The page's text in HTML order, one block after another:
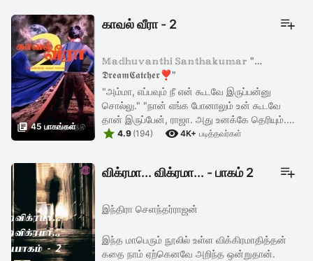
 45 பாகங்கள்
காவல் வீரா - 2
𝕄𝕒𝕕𝕙𝕦𝕧𝕒𝕟𝕥𝕙𝕚 𝕊𝕒𝕟𝕥𝕙𝕒𝕜𝕦𝕞𝕒𝕣 "❣️
𝕯𝖗𝖊𝖆𝖒𝕮𝖆𝖙𝖈𝖍𝖊𝖗❣️"
"அம்மா, எப்பவும் நீ என் கூடவே இருப்பன்னு
சொல்லு." "நான் எங்க போனாலும் உன் கூடவே
தான் இருப்பேன், ராஜா. அது உனக்கே தெரியும்.
அப்புறம் எதுக்கு என்கிட்ட கேக்குற?" "டெய்லி
 4.9 (194)  4K+ படித்தவர்கள்
விக்ரமா... விக்ரமா... - பாகம் 2
இந்திரா செளந்தர்ராஜன்
இந்த மாபெரும் நூலில் உள்ள விக்கிரமாதித்தன்
கதை நாம் ஏற்கெனவே அறிந்த ஒன்றுதான்.